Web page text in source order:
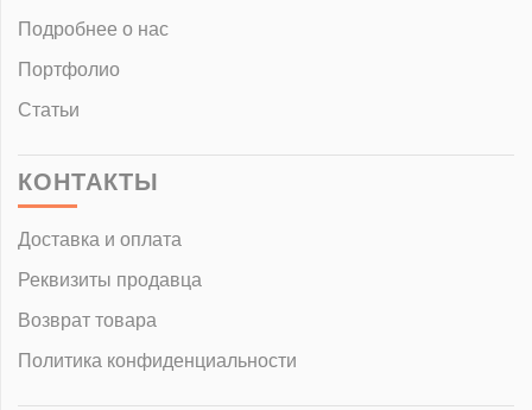
Подробнее о нас
Портфолио
Статьи
КОНТАКТЫ
Доставка и оплата
Реквизиты продавца
Возврат товара
Политика конфиденциальности